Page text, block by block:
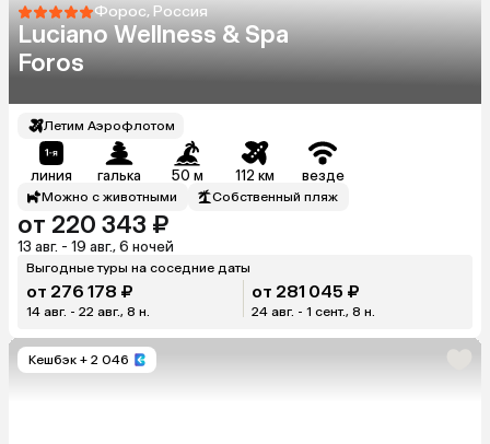
Форос, Россия
Luciano Wellness & Spa
Foros
Летим Аэрофлотом
линия галька 50 м 112 км везде
Можно с животными Собственный пляж
от 220 343 ₽
13 авг. - 19 авг., 6 ночей
Выгодные туры на соседние даты
от 276 178 ₽
14 авг. - 22 авг., 8 н.
от 281 045 ₽
24 авг. - 1 сент., 8 н.
Кешбэк + 2 046